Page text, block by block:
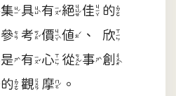
有絕佳的
考價值、欣
有心從事創
觀摩。